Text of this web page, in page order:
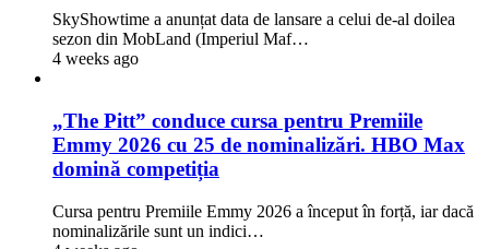
SkyShowtime a anunțat data de lansare a celui de-al doilea
sezon din MobLand (Imperiul Maf…
4 weeks ago
„The Pitt” conduce cursa pentru Premiile
Emmy 2026 cu 25 de nominalizări. HBO Max
domină competiția
Cursa pentru Premiile Emmy 2026 a început în forță, iar dacă
nominalizările sunt un indici…